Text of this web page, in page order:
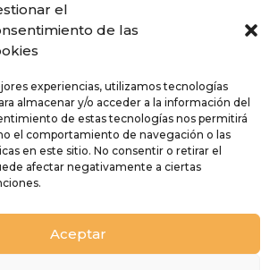
el
de las
experiencias, utilizamos tecnologías
almacenar y/o acceder a la información del
de estas tecnologías nos permitirá
el comportamiento de navegación o las
en este sitio. No consentir o retirar el
afectar negativamente a ciertas
Aceptar
du Festival Contemporáneo del
de Música de Canarias, du
des îles Canaries, de Turismo
des Centros de Arte, Cultura y